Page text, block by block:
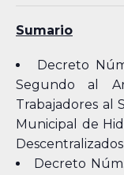
Sumario
Decreto
Segundo al
Trabajadores al
Municipal de
Decreto